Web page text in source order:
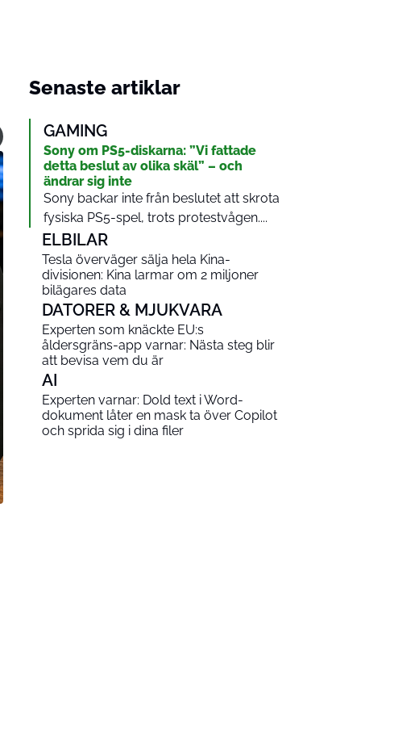
Senaste artiklar
GAMING
Sony om PS5-diskarna: ”Vi fattade
detta beslut av olika skäl” – och
ändrar sig inte
Sony backar inte från beslutet att skrota
fysiska PS5-spel, trots protestvågen....
ELBILAR
Tesla överväger sälja hela Kina-
divisionen: Kina larmar om 2 miljoner
bilägares data
DATORER & MJUKVARA
Experten som knäckte EU:s
åldersgräns-app varnar: Nästa steg blir
att bevisa vem du är
AI
Experten varnar: Dold text i Word-
dokument låter en mask ta över Copilot
och sprida sig i dina filer